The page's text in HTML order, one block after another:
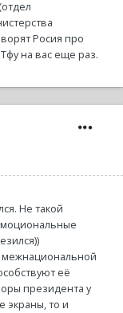
Росия про
на вас еще раз.
Не такой
её
президента у
экраны, то и